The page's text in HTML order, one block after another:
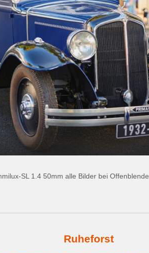
SL 1.4 50mm alle Bilder bei Offenblende
Ruheforst